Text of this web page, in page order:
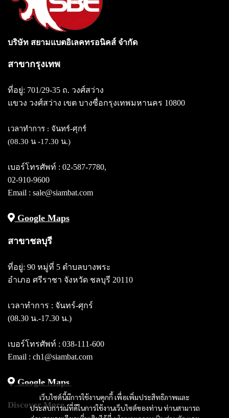
เว็บไซต์นี้มีการใช้งานคุกกี้ เพื่อเพิ่มประสิทธิภาพและ
ประสบการณ์ที่ดีในการใช้งานเว็บไซต์ของท่าน ท่านสามารถ
บริษัท สยามแบตอิเลคทรอนิคส์ จำกัด
สาขากรุงเทพ
ที่อยู่: 701/29-35 ถ. วงศ์สว่าง
แขวง วงศ์สว่าง เขต บางซื่อกรุงเทพมหานคร 10800
เวลาทำการ : จันทร์-ศุกร์
(08.30 น -17.30 น.)
เบอร์โทรศัพท์ : 02-587-7780,
02-910-9600
Email : sale@siambat.com
Google Maps
สาขาชลบุรี
ที่อยู่: 90 หมู่ที่ 5 ตำบลบางพระ
อำเภอ ศรีราชา จังหวัด ชลบุรี 20110
เวลาทำการ : จันทร์-ศุกร์
(08.30 น.-17.30 น.)
เบอร์โทรศัพท์ : 038-111-600
Email : ch1@siambat.com
Google Maps
Discover More